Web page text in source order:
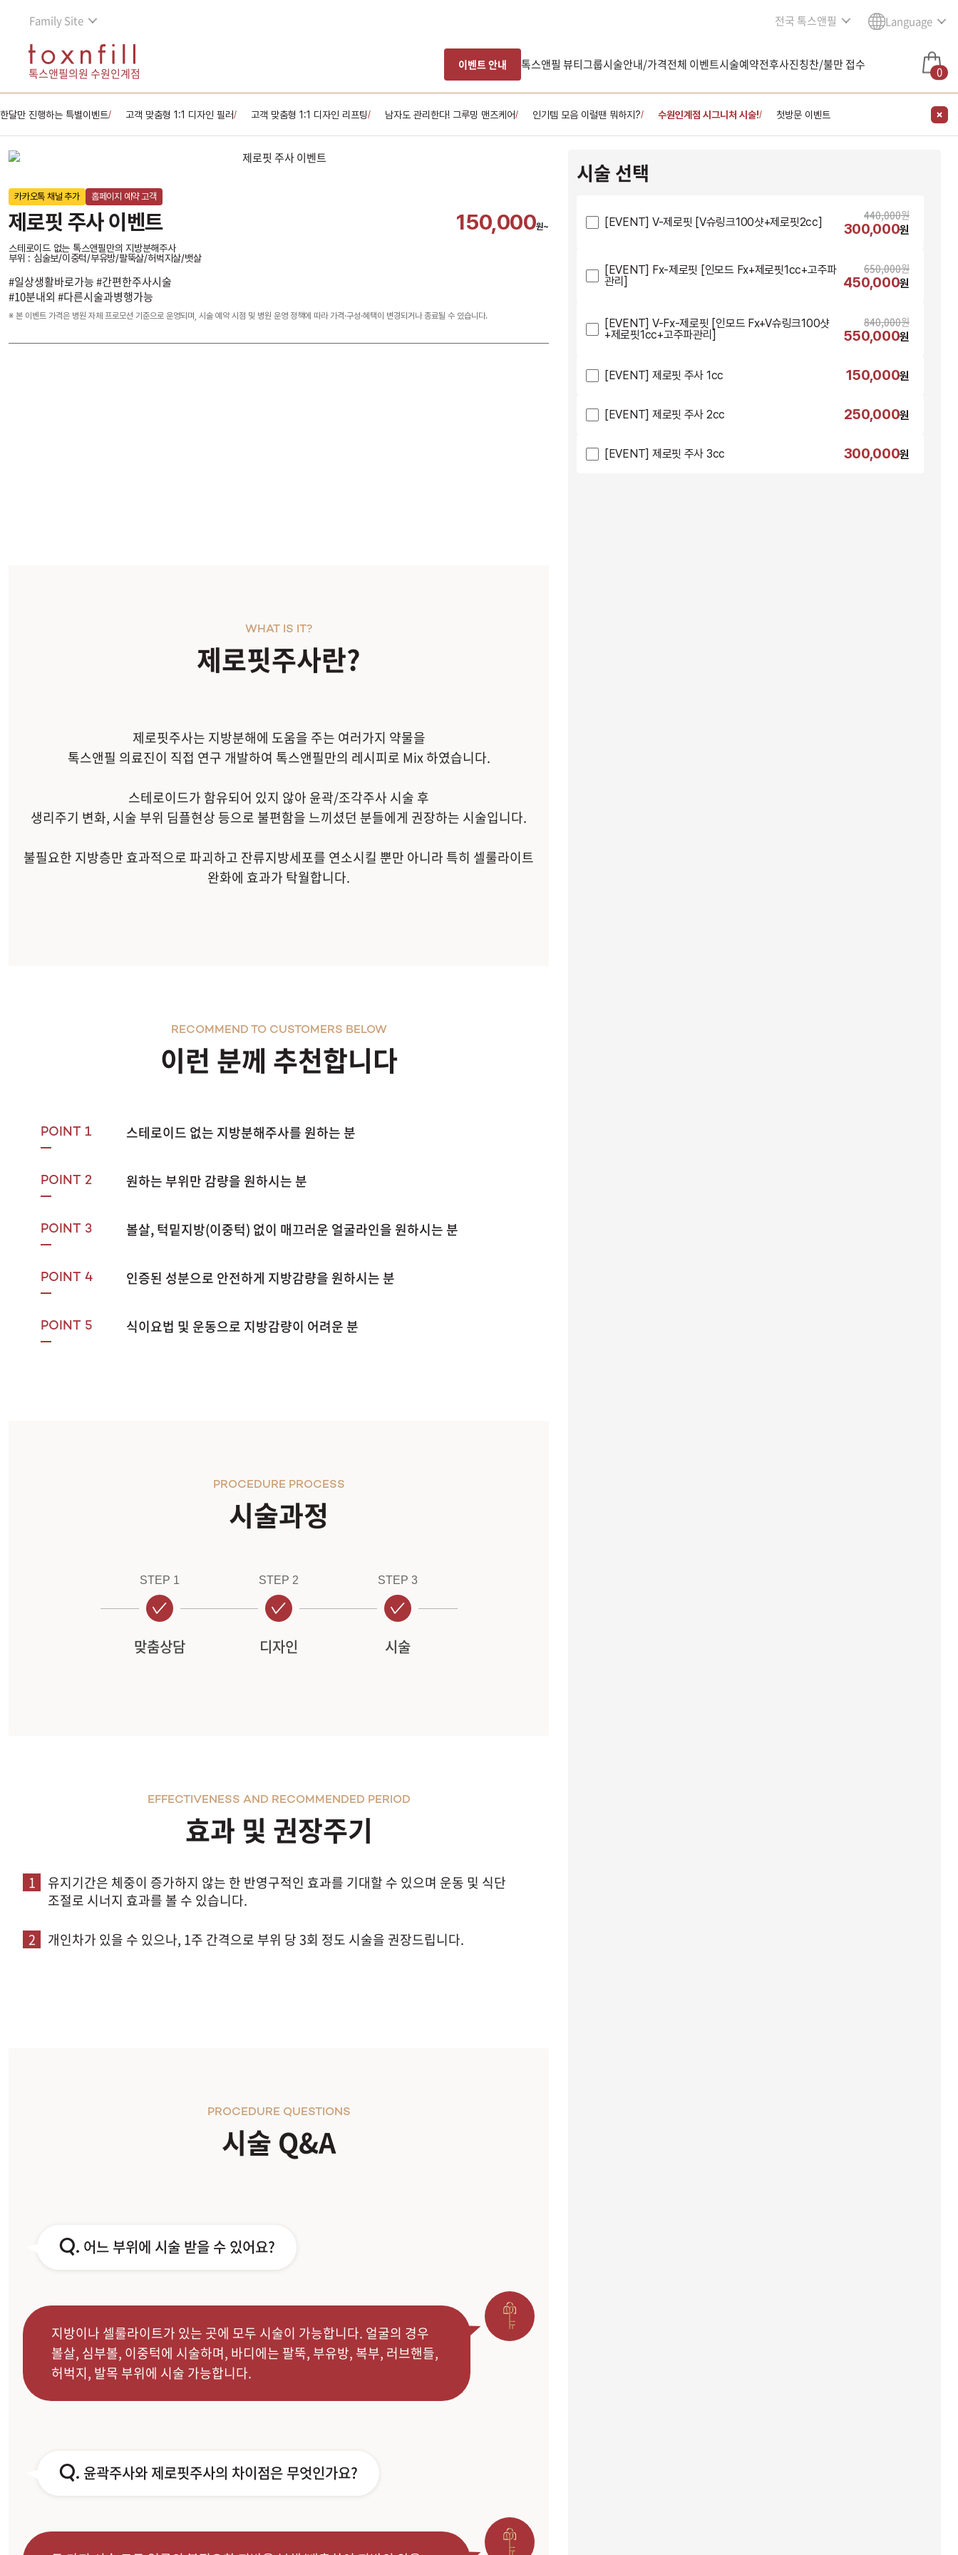
Family Site 전국 톡스앤필 Language
톡스앤필의원 수원인계점
이벤트 안내 톡스앤필 뷰티그룹시술안내/가격전체 이벤트시술예약전후사진칭찬/불만 접수 0
한달만 진행하는 특별이벤트/ 고객 맞춤형 1:1 디자인 필러/ 고객 맞춤형 1:1 디자인 리프팅/ 남자도 관리한다! 그루밍 맨즈케어/ 인기템 모음 이럴땐 뭐하지?/ 수원인계점 시그니처 시술!/ 첫방문 이벤트
카카오톡 채널 추가 홈페이지 예약 고객
제로핏 주사 이벤트 150,000원~
스테로이드 없는 톡스앤필만의 지방분해주사
부위 : 심술보/이중턱/부유방/팔뚝살/허벅지살/뱃살
#일상생활바로가능 #간편한주사시술
#10분내외 #다른시술과병행가능
※ 본 이벤트 가격은 병원 자체 프로모션 기준으로 운영되며, 시술 예약 시점 및 병원 운영 정책에 따라 가격·구성·혜택이 변경되거나 종료될 수 있습니다.
시술 선택
[EVENT] V-제로핏 [V슈링크100샷+제로핏2cc] 440,000원
300,000원
[EVENT] Fx-제로핏 [인모드 Fx+제로핏1cc+고주파
관리]
650,000원
450,000원
[EVENT] V-Fx-제로핏 [인모드 Fx+V슈링크100샷
+제로핏1cc+고주파관리]
840,000원
550,000원
[EVENT] 제로핏 주사 1cc 150,000원
[EVENT] 제로핏 주사 2cc 250,000원
[EVENT] 제로핏 주사 3cc 300,000원
제로핏주사란?
WHAT IS IT?
제로핏주사는 지방분해에 도움을 주는 여러가지 약물을
톡스앤필 의료진이 직접 연구 개발하여 톡스앤필만의 레시피로 Mix 하였습니다.
스테로이드가 함유되어 있지 않아 윤곽/조각주사 시술 후
생리주기 변화, 시술 부위 딤플현상 등으로 불편함을 느끼셨던 분들에게 권장하는 시술입니다.
불필요한 지방층만 효과적으로 파괴하고 잔류지방세포를 연소시킬 뿐만 아니라 특히 셀룰라이트
완화에 효과가 탁월합니다.
이런 분께 추천합니다
RECOMMEND TO CUSTOMERS BELOW
POINT 1 스테로이드 없는 지방분해주사를 원하는 분
POINT 2 원하는 부위만 감량을 원하시는 분
POINT 3 볼살, 턱밑지방(이중턱) 없이 매끄러운 얼굴라인을 원하시는 분
POINT 4 인증된 성분으로 안전하게 지방감량을 원하시는 분
POINT 5 식이요법 및 운동으로 지방감량이 어려운 분
시술과정
PROCEDURE PROCESS
STEP 1
맞춤상담
STEP 2
디자인
STEP 3
시술
효과 및 권장주기
EFFECTIVENESS AND RECOMMENDED PERIOD
1
유지기간은 체중이 증가하지 않는 한 반영구적인 효과를 기대할 수 있으며 운동 및 식단
조절로 시너지 효과를 볼 수 있습니다.
2 개인차가 있을 수 있으나, 1주 간격으로 부위 당 3회 정도 시술을 권장드립니다.
시술 Q&A
PROCEDURE QUESTIONS
Q. 어느 부위에 시술 받을 수 있어요?
지방이나 셀룰라이트가 있는 곳에 모두 시술이 가능합니다. 얼굴의 경우
볼살, 심부볼, 이중턱에 시술하며, 바디에는 팔뚝, 부유방, 복부, 러브핸들,
허벅지, 발목 부위에 시술 가능합니다.
Q. 윤곽주사와 제로핏주사의 차이점은 무엇인가요?